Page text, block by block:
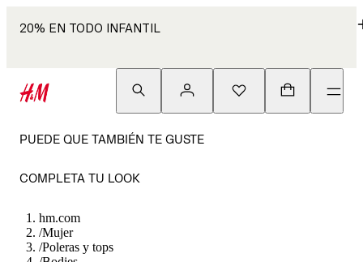
20% EN TODO INFANTIL
PUEDE QUE TAMBIÉN TE GUSTE
COMPLETA TU LOOK
hm.com
/Mujer
/Poleras y tops